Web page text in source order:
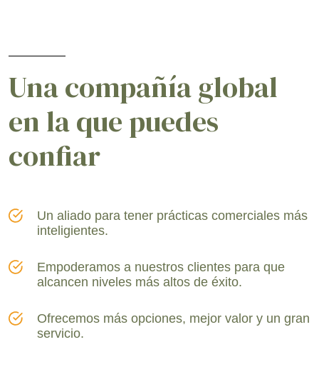
Una compañía global
en la que puedes
confiar
Un aliado para tener prácticas comerciales más
inteligientes.
Empoderamos a nuestros clientes para que
alcancen niveles más altos de éxito.
Ofrecemos más opciones, mejor valor y un gran
servicio.